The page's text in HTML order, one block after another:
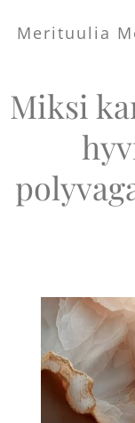
Merituulia
Miksi